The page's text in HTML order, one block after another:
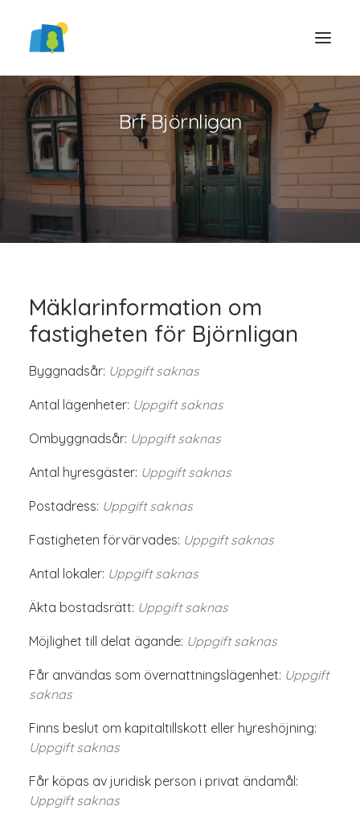
Brf Björnligan
Mäklarinformation om
fastigheten för Björnligan
Byggnadsår: Uppgift saknas
Antal lägenheter: Uppgift saknas
Ombyggnadsår: Uppgift saknas
Antal hyresgäster: Uppgift saknas
Postadress: Uppgift saknas
Fastigheten förvärvades: Uppgift saknas
Antal lokaler: Uppgift saknas
Äkta bostadsrätt: Uppgift saknas
Möjlighet till delat ägande: Uppgift saknas
Får användas som övernattningslägenhet: Uppgift
saknas
Finns beslut om kapitaltillskott eller hyreshöjning:
Uppgift saknas
Får köpas av juridisk person i privat ändamål:
Uppgift saknas